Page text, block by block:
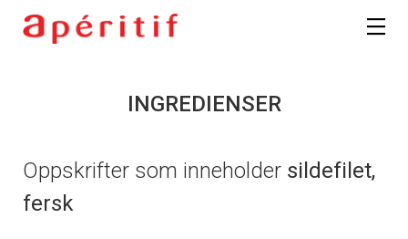
INGREDIENSER
Oppskrifter som inneholder sildefilet,
fersk